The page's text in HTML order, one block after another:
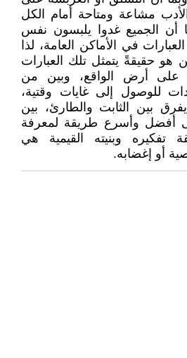
مشاعة ومتاحة أمام الكل
أن الجميع غدوا يلبسون نفس
في الأماكن العامة، لذا
هو حقيقةً يتمثل تلك العبارات
على أرض الواقع، وبين من
للوصول إلى غايات وقتية،
بين الثابت والطارئ، بين
أفضل وأسرع طريقة لمعرفة
وبنيته القيمية هي
أو إغضابه.